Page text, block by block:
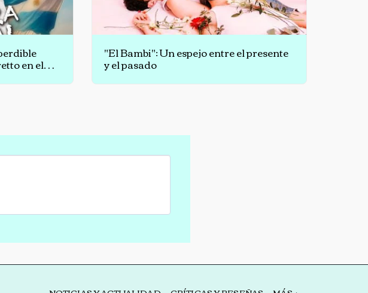
en el
"El Bambi": Un espejo entre el presente
y el pasado